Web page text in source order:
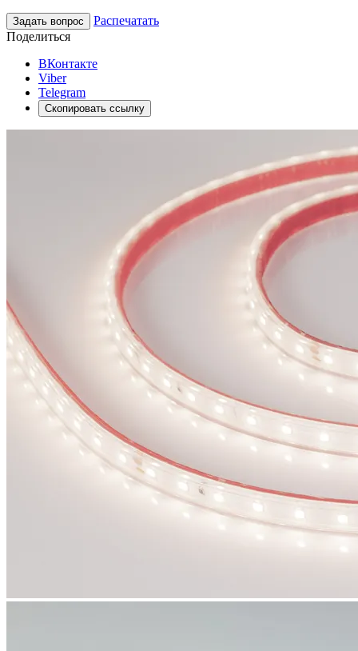
Задать вопрос
Распечатать
Поделиться
ВКонтакте
Viber
Telegram
Скопировать ссылку